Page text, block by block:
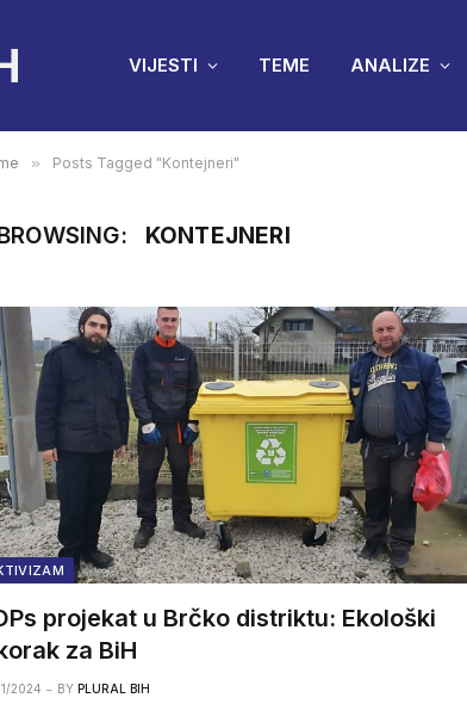
VIJESTI TEME ANALIZE
» Posts Tagged "Kontejneri"
KONTEJNERI
projekat u Brčko distriktu: Ekološki
za BiH
2024 BY PLURAL BIH